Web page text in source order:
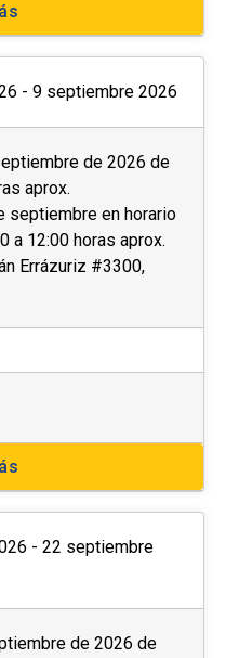
- 9 septiembre 2026
de 2026 de
aprox.
septiembre en horario
a 12:00 horas aprox.
Errázuriz #3300,
- 22 septiembre
de 2026 de